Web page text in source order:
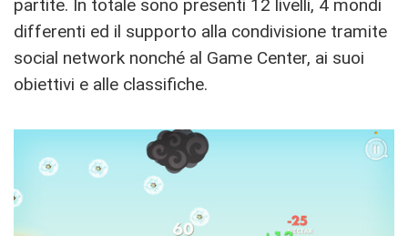
partite. In totale sono presenti 12 livelli, 4 mondi
differenti ed il supporto alla condivisione tramite
social network nonché al Game Center, ai suoi
obiettivi e alle classifiche.